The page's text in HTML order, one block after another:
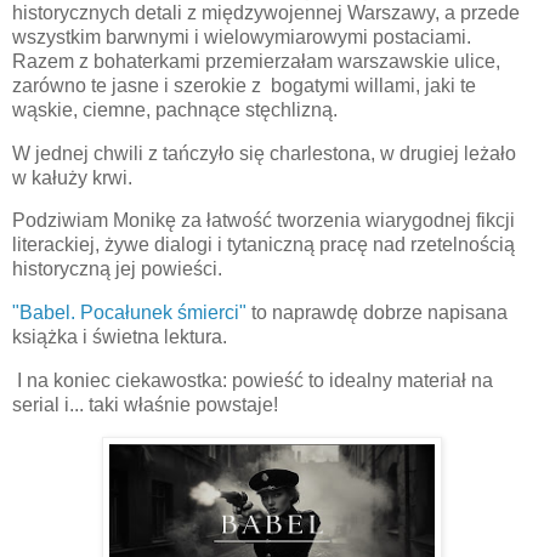
historycznych detali z międzywojennej Warszawy, a przede
wszystkim barwnymi i wielowymiarowymi postaciami.
Razem z bohaterkami przemierzałam warszawskie ulice,
zarówno te jasne i szerokie z
bogatymi willami, jaki te
wąskie, ciemne, pachnące stęchlizną.
W jednej chwili z tańczyło się charlestona, w drugiej leżało
w kałuży krwi.
Podziwiam Monikę za łatwość tworzenia wiarygodnej fikcji
literackiej, żywe dialogi i tytaniczną pracę nad rzetelnością
historyczną jej powieści.
"Babel. Pocałunek śmierci" to naprawdę dobrze napisana
książka i świetna lektura.
I na koniec ciekawostka: powieść to idealny materiał na
serial i... taki właśnie powstaje!